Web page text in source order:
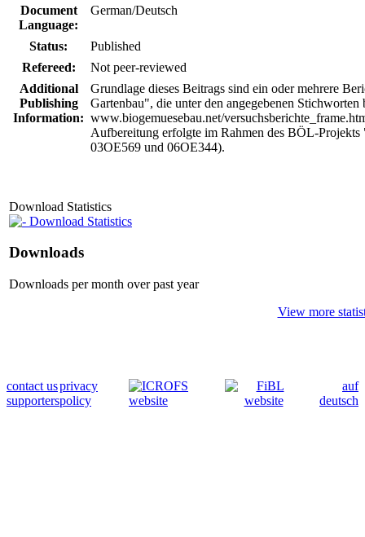
Document
Language:
German/Deutsch
Status:
Published
Refereed:
Not peer-reviewed
Additional
Publishing
Information:
Grundlage dieses Beitrags sind ein oder mehrere
Gartenbau", die unter den angegebenen Stichworten
www.biogemuesebau.net/
Aufbereitung erfolgte im Rahmen des BÖL-
03OE569 und 06OE344).
Download Statistics
Download Statistics
Downloads
Downloads per month over past year
View more
contact us
supporters
privacy
policy
auf
deutsch